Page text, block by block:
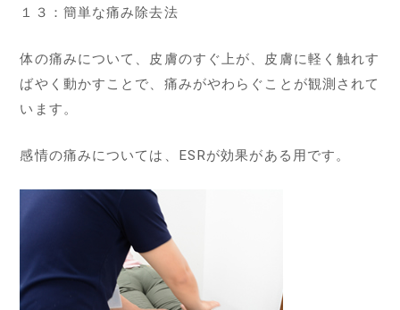
１３：簡単な痛み除去法
体の痛みについて、皮膚のすぐ上が、皮膚に軽く触れす
ばやく動かすことで、痛みがやわらぐことが観測されて
います。
感情の痛みについては、ESRが効果がある用です。